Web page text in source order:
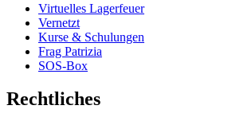
Virtuelles Lagerfeuer
Vernetzt
Kurse & Schulungen
Frag Patrizia
SOS-Box
Rechtliches